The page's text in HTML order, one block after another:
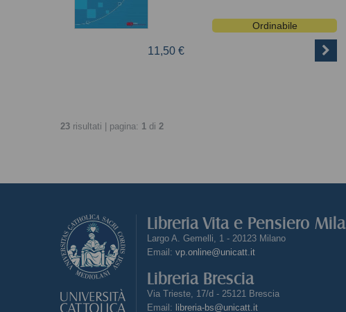
Ordinabile
11,50 €
23 risultati | pagina: 1 di 2
Libreria Vita e Pensiero
Largo A. Gemelli, 1 - 20123 Milano
Email: vp.online@unicatt.it
Libreria Brescia
Via Trieste, 17/d - 25121 Brescia
Email: libreria-bs@unicatt.it